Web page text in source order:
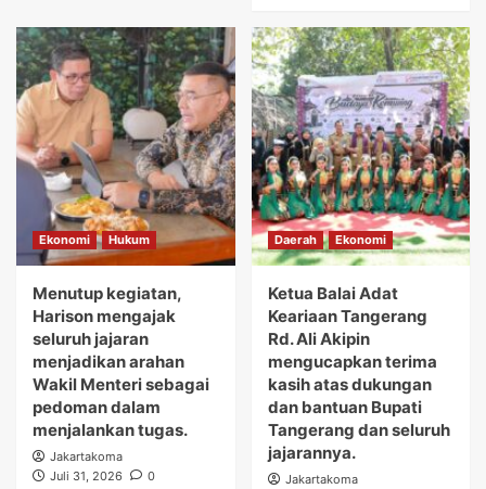
Ekonomi Hukum
Menutup kegiatan,
Harison mengajak
seluruh jajaran
menjadikan arahan
Wakil Menteri sebagai
pedoman dalam
menjalankan tugas.
Jakartakoma
Juli 31, 2026
0
Daerah Ekonomi
Ketua Balai Adat
Keariaan Tangerang
Rd. Ali Akipin
mengucapkan terima
kasih atas dukungan
dan bantuan Bupati
Tangerang dan seluruh
jajarannya.
Jakartakoma